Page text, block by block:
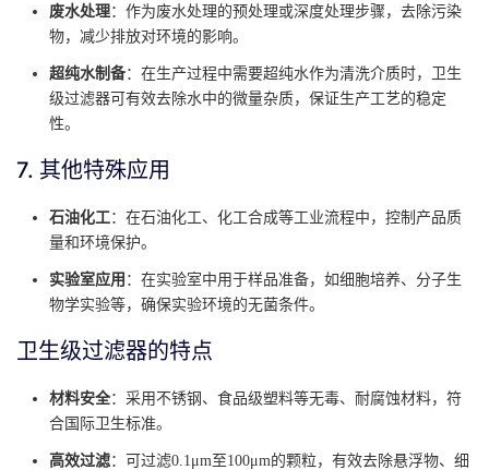
废水处理：作为废水处理的预处理或深度处理步骤，去除污染
物，减少排放对环境的影响。
超纯水制备：在生产过程中需要超纯水作为清洗介质时，卫生
级过滤器可有效去除水中的微量杂质，保证生产工艺的稳定
性。
7. 其他特殊应用
石油化工：在石油化工、化工合成等工业流程中，控制产品质
量和环境保护。
实验室应用 ：在实验室中用于样品准备，如细胞培养、分子生
物学实验等，确保实验环境的无菌条件。
卫生级过滤器的特点
材料安全：采用不锈钢、食品级塑料等无毒、耐腐蚀材料，符
合国际卫生标准。
高效过滤：可过滤0.1μm至100μm的颗粒，有效去除悬浮物、细